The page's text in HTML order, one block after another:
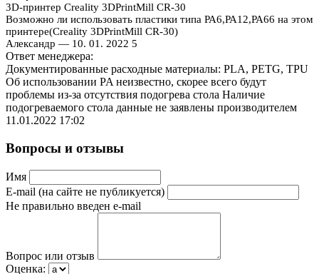
3D-принтер Creality 3DPrintMill CR-30
Возможно ли использовать пластики типа РА6,РА12,РА66 на этом
принтере(Creality 3DPrintMill CR-30)
Александр — 10. 01. 2022 5
Ответ менеджера:
Документированные расходные материалы: PLA, PETG, TPU
Об использовании PA неизвестно, скорее всего будут
проблемы из-за отсутствия подогрева стола Наличие
подогреваемого стола данные не заявлены производителем
11.01.2022 17:02
Вопросы и отзывы
Имя
E-mail (на сайте не публикуется)
Не правильно введен e-mail
Вопрос или отзыв
Оценка: